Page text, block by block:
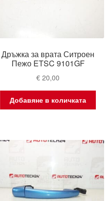
Дръжка за врата Ситроен
Пежо ETSC 9101GF
€ 20,00
Добавяне в количката